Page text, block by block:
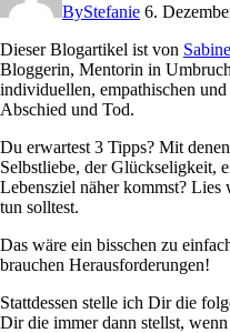
ByStefanie 6.
Dieser Blogartikel ist von
Bloggerin, Mentorin in
individuellen, empathischen
Abschied und Tod.
Du erwartest 3 Tipps? Mit
Selbstliebe, der Glückseligkeit,
Lebensziel näher kommst?
tun solltest.
Das wäre ein bisschen zu
brauchen Herausforderungen!
Stattdessen stelle ich Dir die
Dir die immer dann stellst,